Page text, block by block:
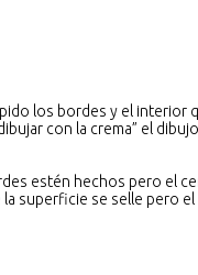
los bordes y el interior
con la crema” el
estén hechos pero el
superficie se selle pero